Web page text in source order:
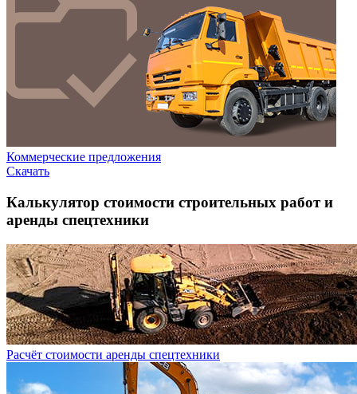
Коммерческие предложения
Скачать
Калькулятор стоимости строительных работ и
аренды спецтехники
Расчёт стоимости аренды спецтехники